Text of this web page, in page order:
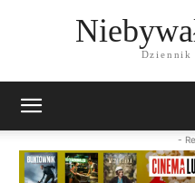
Dziennik
-